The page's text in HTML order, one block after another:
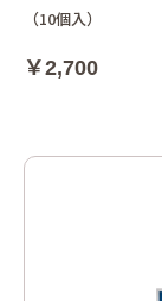
（10個入）
￥2,700